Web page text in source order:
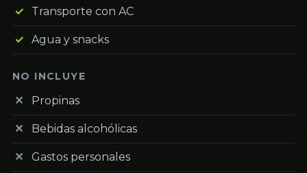
Transporte con AC
Agua y snacks
NO INCLUYE
Propinas
Bebidas alcohólicas
Gastos personales